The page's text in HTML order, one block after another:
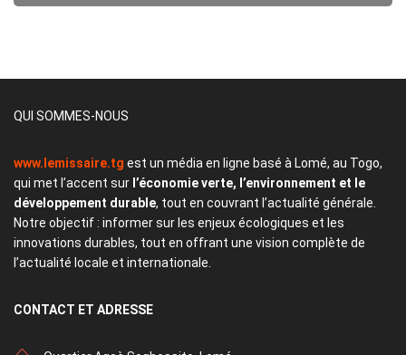
QUI SOMMES-NOUS
www.lemissaire.tg est un média en ligne basé à Lomé, au Togo,
qui met l’accent sur l’économie verte, l’environnement et le
développement durable, tout en couvrant l’actualité générale.
Notre objectif : informer sur les enjeux écologiques et les
innovations durables, tout en offrant une vision complète de
l’actualité locale et internationale.
CONTACT ET ADRESSE